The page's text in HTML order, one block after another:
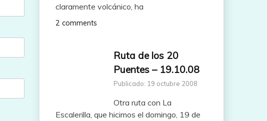
claramente volcánico, ha
2 comments
Ruta de los 20
Puentes – 19.10.08
Publicado: 19 octubre 2008
Otra ruta con La
Escalerilla, que hicimos el domingo, 19 de